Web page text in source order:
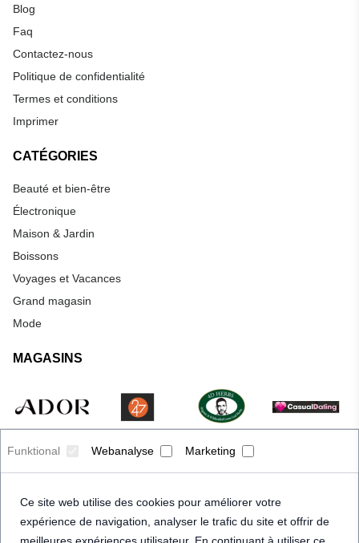
Funktional Webanalyse Marketing
Ce site web utilise des cookies pour améliorer votre
expérience de navigation, analyser le trafic du site et offrir de
Blog
Faq
Contactez-nous
Politique de confidentialité
Termes et conditions
Imprimer
CATÉGORIES
Beauté et bien-être
Électronique
Maison & Jardin
Boissons
Voyages et Vacances
Grand magasin
Mode
MAGASINS